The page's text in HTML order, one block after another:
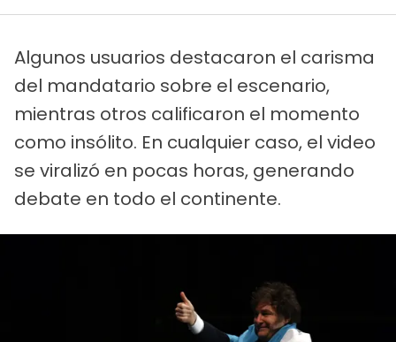
Algunos usuarios destacaron el carisma
del mandatario sobre el escenario,
mientras otros calificaron el momento
como insólito. En cualquier caso, el video
se viralizó en pocas horas, generando
debate en todo el continente.